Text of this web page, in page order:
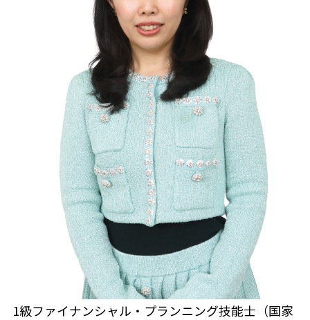
1級ファイナンシャル・プランニング技能士（国家